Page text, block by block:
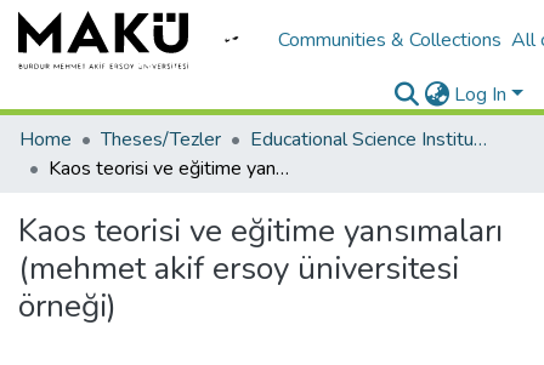
Communities & Collections All
Log In
Home
Theses/Tezler
Educational Science Institute/Eğitim Bilimleri Enstitüsü
Kaos teorisi ve eğitime yansımaları (mehmet akif ersoy üniversitesi örneği)
Kaos teorisi ve eğitime yansımaları
(mehmet akif ersoy üniversitesi
örneği)